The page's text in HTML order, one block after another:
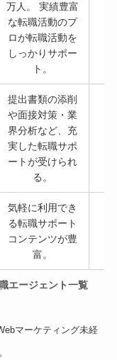
万人。 実績豊富
な転職活動のプ
ロが転職活動を
しっかりサポー
ト。
提出書類の添削
や面接対策・業
界分析など、充
実した転職サポ
ートが受けられ
る。
気軽に利用でき
る転職サポート
コンテンツが豊
富。
エージェント一覧
マーケティング未経